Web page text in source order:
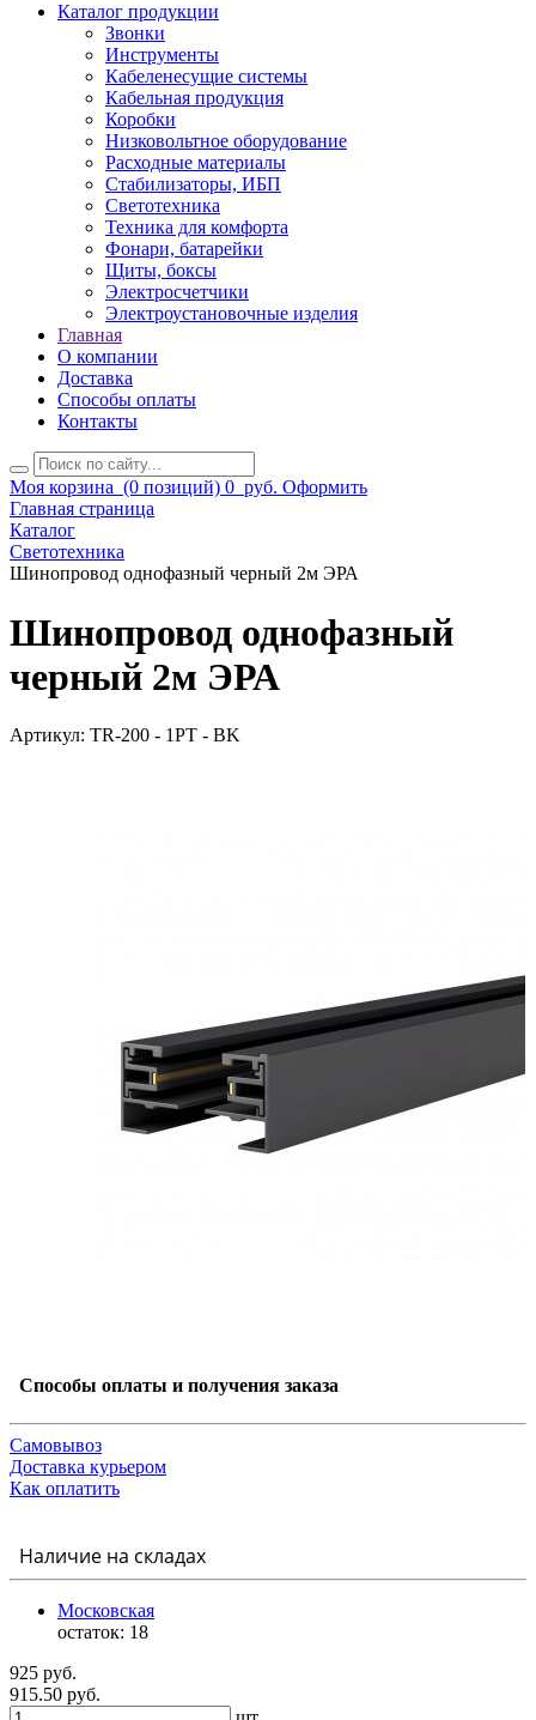
Каталог продукции
Звонки
Инструменты
Кабеленесущие системы
Кабельная продукция
Коробки
Низковольтное оборудование
Расходные материалы
Стабилизаторы, ИБП
Светотехника
Техника для комфорта
Фонари, батарейки
Щиты, боксы
Электросчетчики
Электроустановочные изделия
Главная
О компании
Доставка
Способы оплаты
Контакты
Моя корзина (0 позиций) 0 руб. Оформить
Главная страница
Каталог
Светотехника
Шинопровод однофазный черный 2м ЭРА
Шинопровод однофазный
черный 2м ЭРА
Артикул: TR-200 - 1PT - BK
Способы оплаты и получения заказа
Самовывоз
Доставка курьером
Как оплатить
Наличие на складах
Московская
остаток: 18
925 руб.
915.50 руб.